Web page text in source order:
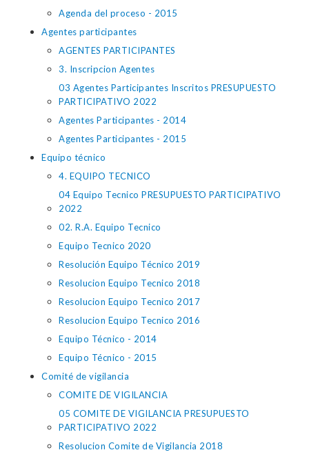
Agenda del proceso - 2015
Agentes participantes
AGENTES PARTICIPANTES
3. Inscripcion Agentes
03 Agentes Participantes Inscritos PRESUPUESTO
PARTICIPATIVO 2022
Agentes Participantes - 2014
Agentes Participantes - 2015
Equipo técnico
4. EQUIPO TECNICO
04 Equipo Tecnico PRESUPUESTO PARTICIPATIVO
2022
02. R.A. Equipo Tecnico
Equipo Tecnico 2020
Resolución Equipo Técnico 2019
Resolucion Equipo Tecnico 2018
Resolucion Equipo Tecnico 2017
Resolucion Equipo Tecnico 2016
Equipo Técnico - 2014
Equipo Técnico - 2015
Comité de vigilancia
COMITE DE VIGILANCIA
05 COMITE DE VIGILANCIA PRESUPUESTO
PARTICIPATIVO 2022
Resolucion Comite de Vigilancia 2018